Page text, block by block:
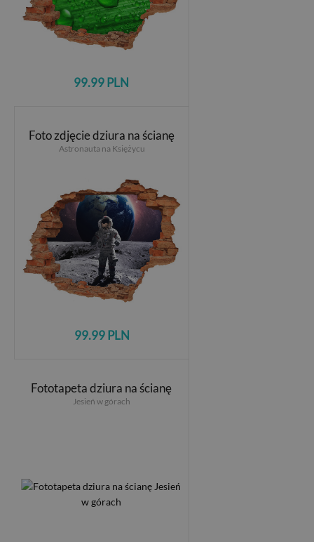
99.99 PLN
Foto zdjęcie dziura na ścianę
Astronauta na Księżycu
99.99 PLN
Fototapeta dziura na ścianę
Jesień w górach